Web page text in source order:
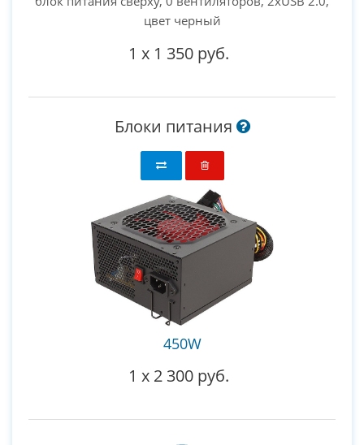
цвет черный
1 x 1 350 руб.
Блоки питания
450W
1 x 2 300 руб.